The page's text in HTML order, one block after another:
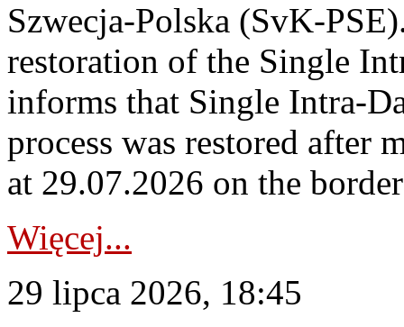
Szwecja-Polska (SvK-
restoration of the Single
informs that Single Intra-
process was restored after
at 29.07.2026 on the
Więcej...
29 lipca 2026, 18:45